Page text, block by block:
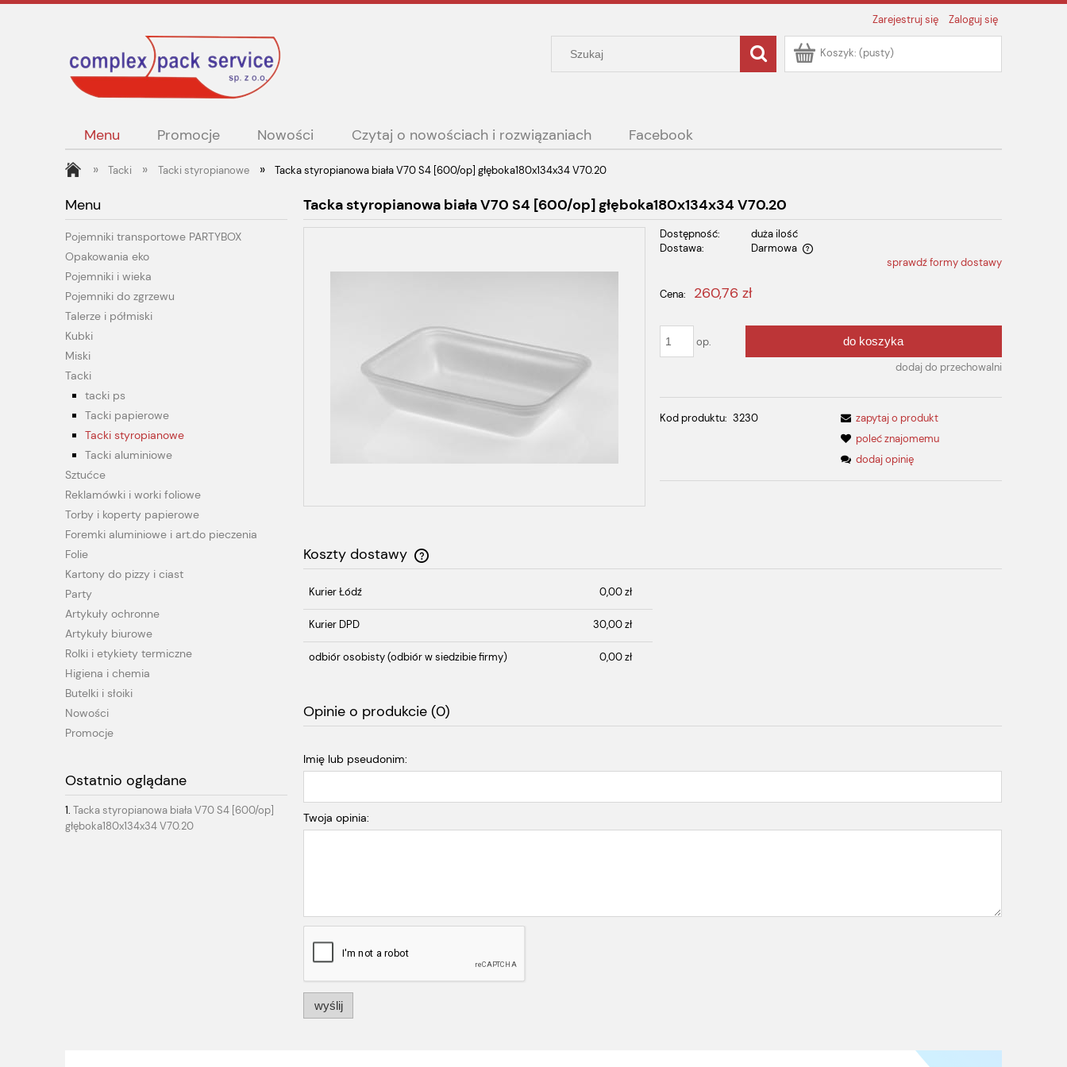
Zarejestruj się Zaloguj się
Koszyk: (pusty)
Menu Promocje Nowości Czytaj o nowościach i rozwiązaniach Facebook
» Tacki » Tacki styropianowe » Tacka styropianowa biała V70 S4 [600/op] głęboka180x134x34 V70.20
Menu
Pojemniki transportowe PARTYBOX
Opakowania eko
Pojemniki i wieka
Pojemniki do zgrzewu
Talerze i półmiski
Kubki
Miski
Tacki
tacki ps
Tacki papierowe
Tacki styropianowe
Tacki aluminiowe
Sztućce
Reklamówki i worki foliowe
Torby i koperty papierowe
Foremki aluminiowe i art.do pieczenia
Folie
Kartony do pizzy i ciast
Party
Artykuły ochronne
Artykuły biurowe
Rolki i etykiety termiczne
Higiena i chemia
Butelki i słoiki
Nowości
Promocje
Ostatnio oglądane
Tacka styropianowa biała V70 S4 [600/op]
głęboka180x134x34 V70.20
Tacka styropianowa biała V70 S4 [600/op] głęboka180x134x34 V70.20
Dostępność:
duża ilość
Dostawa:
Darmowa
sprawdź formy dostawy
Cena: 260,76 zł
op.
do koszyka
dodaj do przechowalni
Kod produktu: 3230
zapytaj o produkt
poleć znajomemu
dodaj opinię
Koszty dostawy
Cena nie zawiera ewentualnych kosztów
płatności
Kurier Łódź 0,00 zł
Kurier DPD 30,00 zł
odbiór osobisty(odbiór w siedzibie firmy) 0,00 zł
Opinie o produkcie (0)
Imię lub pseudonim:
Twoja opinia:
wyślij